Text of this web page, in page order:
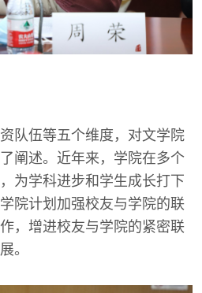
队伍等五个维度，对文学院
阐述。近年来，学院在多个
为学科进步和学生成长打下
院计划加强校友与学院的联
，增进校友与学院的紧密联
。